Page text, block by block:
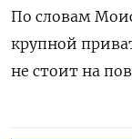
По словам
крупной
не стоит на